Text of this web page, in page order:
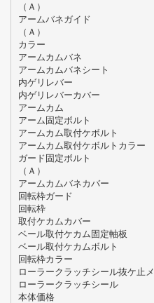
（Ａ）
アームバネガイド
（Ａ）
カラー
アームカムバネ
アームカムバネシート
内ゲリレバー
内ゲリレバーカバー
アームカム
アーム固定ボルト
アームカム取付ケボルト
アームカム取付ケボルトカラー
ガード固定ボルト
（Ａ）
アームカムバネカバー
回転枠ガード
回転枠
取付ケカムカバー
ベール取付ケカム固定軸板
ベール取付ケカムボルト
回転枠カラー
ローラークラッチシール抜ケ止メ
ローラークラッチシール
本体価格